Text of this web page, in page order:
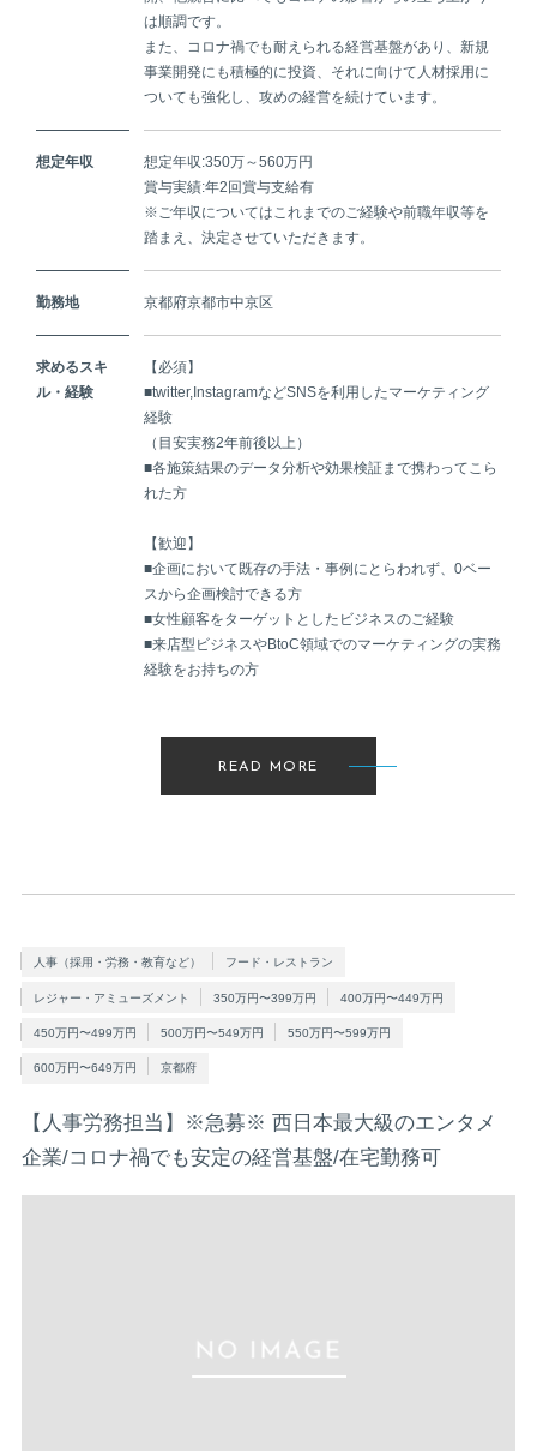
は順調です。
また、コロナ禍でも耐えられる経営基盤があり、新規
事業開発にも積極的に投資、それに向けて人材採用に
ついても強化し、攻めの経営を続けています。
想定年収
想定年収:350万～560万円
賞与実績:年2回賞与支給有
※ご年収についてはこれまでのご経験や前職年収等を
踏まえ、決定させていただきます。
勤務地 京都府京都市中京区
求めるスキ
ル・経験
【必須】
■twitter,InstagramなどSNSを利用したマーケティング
経験
（目安実務2年前後以上）
■各施策結果のデータ分析や効果検証まで携わってこら
れた方
【歓迎】
■企画において既存の手法・事例にとらわれず、0ベー
スから企画検討できる方
■女性顧客をターゲットとしたビジネスのご経験
■来店型ビジネスやBtoC領域でのマーケティングの実務
経験をお持ちの方
READ MORE
人事（採用・労務・教育など） フード・レストラン
レジャー・アミューズメント 350万円〜399万円 400万円〜449万円
450万円〜499万円 500万円〜549万円 550万円〜599万円
600万円〜649万円 京都府
【人事労務担当】※急募※ 西日本最大級のエンタメ
企業/コロナ禍でも安定の経営基盤/在宅勤務可